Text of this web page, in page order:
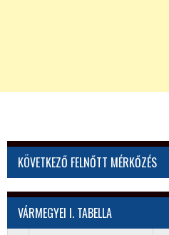
KÖVETKEZŐ FELNŐTT MÉRKŐZÉS
VÁRMEGYEI I. TABELLA